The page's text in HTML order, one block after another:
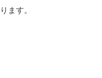
ます。